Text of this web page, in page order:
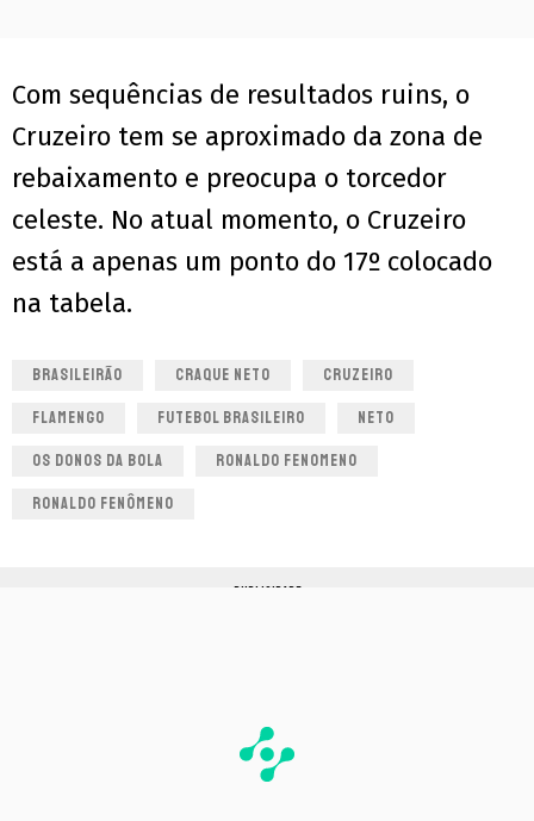
Com sequências de resultados ruins, o
Cruzeiro tem se aproximado da zona de
rebaixamento e preocupa o torcedor
celeste. No atual momento, o Cruzeiro
está a apenas um ponto do 17º colocado
na tabela.
BRASILEIRÃO CRAQUE NETO CRUZEIRO
FLAMENGO FUTEBOL BRASILEIRO NETO
OS DONOS DA BOLA RONALDO FENOMENO
RONALDO FENÔMENO
PUBLICIDADE